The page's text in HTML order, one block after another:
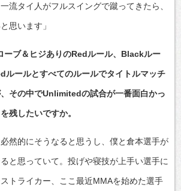
流タイ人がフルスイングで蹴ってきたら、
思います」
ブ＆ヒジありのRedルール、Blackルー
ルールとすべてのルールでタイトルマッチ
その中でUnlimitedの試合が一番面白かっ
残したいですか。
必然的にそうなると思うし、僕と倉本選手が
と思っていて。投げや寝技が上手い選手に
トライカー、ここ最近MMAを始めた選手